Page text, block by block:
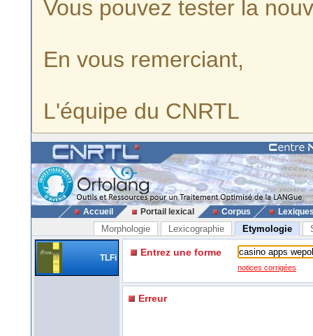
Vous pouvez tester la
En vous remerciant,
L'équipe du CNRTL
Accueil Portail lexical Corpus
Morphologie Lexicographie Etymologie
TLFi Entrez une forme
notices corrigées
Erreur